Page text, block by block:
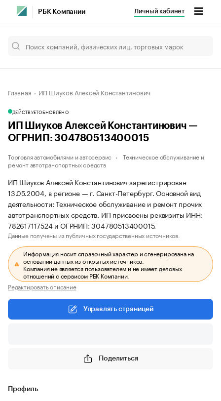
РБК Компании Личный кабинет
Главная ИП Шиуков Алексей Константинович
ДЕЙСТВУЕТОБНОВЛЕНО
ИП Шиуков Алексей Константинович —
ОГРНИП: 304780513400015
Торговля автомобилями и автосервис
Техническое обслуживание и
ремонт автотранспортных средств
ИП Шиуков Алексей Константинович зарегистрирован
13.05.2004, в регионе — г. Санкт-Петербург. Основной вид
деятельности: Техническое обслуживание и ремонт прочих
автотранспортных средств. ИП присвоены реквизиты ИНН:
782617117524 и ОГРНИП: 304780513400015.
Данные получены из публичных государственных источников.
Информация носит справочный характер и сгенерирована на
основании данных из открытых источников.
Компания не является пользователем и не имеет деловых
отношений с сервисом РБК Компании.
Редактировать описание
Управлять страницей
Поделиться
Профиль